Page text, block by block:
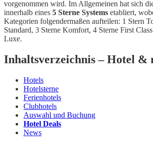
vorgenommen wird. Im Allgemeinen hat sich
innerhalb eines 5 Sterne Systems etabliert,
Kategorien folgendermaßen aufteilen: 1 Stern
Standard, 3 Sterne Komfort, 4 Sterne First
Luxe.
Inhaltsverzeichnis – Hotel &
Hotels
Hotelsterne
Ferienhotels
Clubhotels
Auswahl und Buchung
Hotel Deals
News